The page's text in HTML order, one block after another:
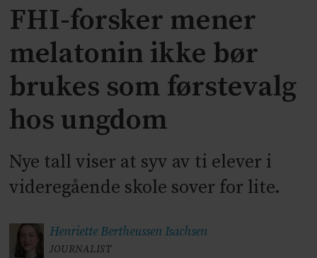
FHI-forsker mener
melatonin ikke bør
brukes som førstevalg
hos ungdom
Nye tall viser at syv av ti elever i
videregående skole sover for lite.
Henriette BertheussenIsachsen
JOURNALIST